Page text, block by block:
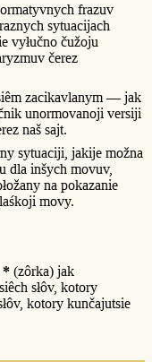
frazuv
sytuacijach
vyłučno čužoju
čerez
zacikavlanym — jak
unormovanoji versiji
naš sajt.
sytuaciji, jakije možna
dla inšych movuv,
na pokazanie
movy.
* (zôrka) jak
słôv, kotory
kotory kunčajutsie